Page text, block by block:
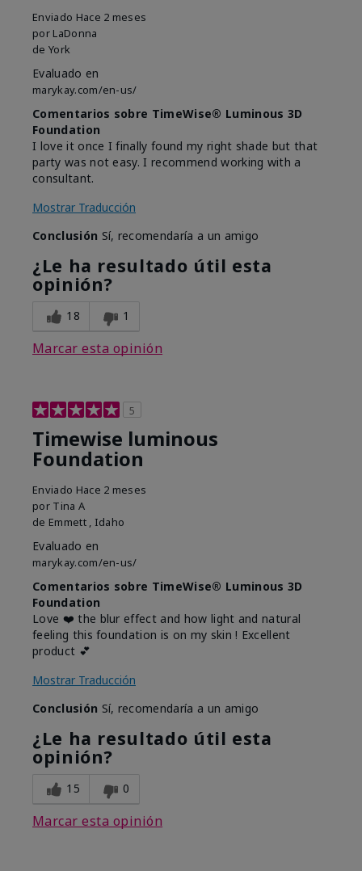
Enviado Hace 2 meses
por LaDonna
de York
Evaluado en
marykay.com/en-us/
Comentarios sobre TimeWise® Luminous 3D
Foundation
I love it once I finally found my right shade but that
party was not easy. I recommend working with a
consultant.
Mostrar Traducción
Conclusión Sí, recomendaría a un amigo
¿Le ha resultado útil esta
opinión?
18 1
Marcar esta opinión
5
Timewise luminous
Foundation
Enviado Hace 2 meses
por Tina A
de Emmett , Idaho
Evaluado en
marykay.com/en-us/
Comentarios sobre TimeWise® Luminous 3D
Foundation
Love ❤️ the blur effect and how light and natural
feeling this foundation is on my skin ! Excellent
product 💕
Mostrar Traducción
Conclusión Sí, recomendaría a un amigo
¿Le ha resultado útil esta
opinión?
15 0
Marcar esta opinión